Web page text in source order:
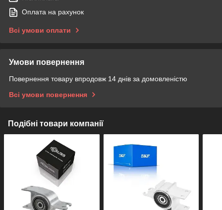
Оплата на рахунок
Всі умови оплати
Умови повернення
Повернення товару впродовж 14 днів за домовленістю
Всі умови повернення
Подібні товари компанії